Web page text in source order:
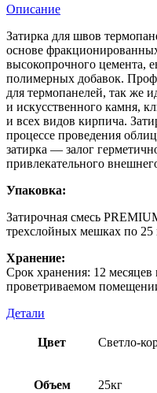
Описание
Затирка для швов
основе
высокопрочного цемента,
полимерных добавок.
для термопанелей, так же
и искусственного камня,
и всех видов кирпича.
процессе проведения
затирка — залог
привлекательного
Упаковка:
Затирочная смесь
трехслойных мешках по 25
Хранение:
Срок хранения: 12 месяцев
проветриваемом
Детали
Цвет Светло-
Объем 25кг